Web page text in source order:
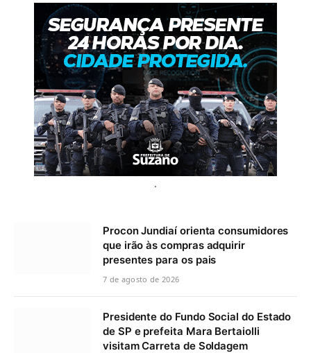
.
Procon Jundiaí orienta consumidores
que irão às compras adquirir
presentes para os pais
7 de agosto de 2026
Presidente do Fundo Social do Estado
de SP e prefeita Mara Bertaiolli
visitam Carreta de Soldagem